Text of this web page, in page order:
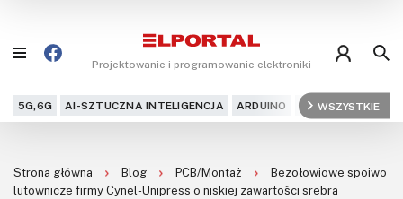
Projektowanie i programowanie elektroniki
5G,6G AI-SZTUCZNA INTELIGENCJA ARDUINO ARM AUDIO
WSZYSTKIE
Projekty
Strona główna Blog PCB/Montaż
Bezołowiowe spoiwo
lutownicze firmy Cynel-Unipress o niskiej zawartości srebra